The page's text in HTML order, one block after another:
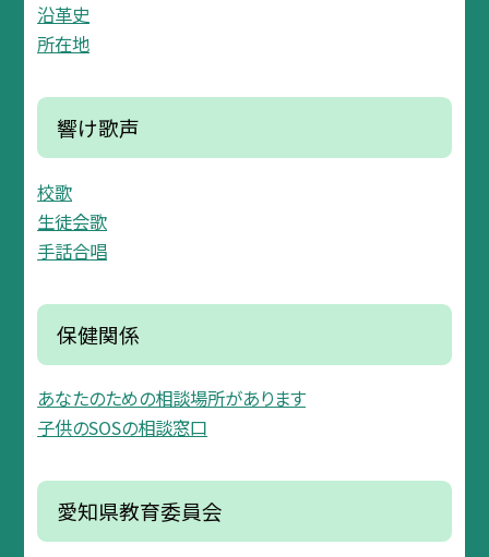
沿革史
所在地
響け歌声
校歌
生徒会歌
手話合唱
保健関係
あなたのための相談場所があります
子供のSOSの相談窓口
愛知県教育委員会